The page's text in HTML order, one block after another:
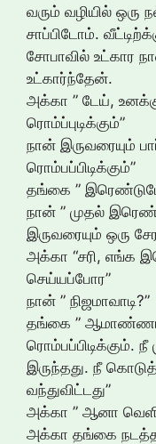
வரும் வழியில் ஒரு
சாப்பிடோம்.
சோபாவில் உட்கார
உட்கார்ந்தேன்.
அக்கா ” டேய்,
ரொம்ப்புடிக்கும்”
நான் இருவரையும்
ரொம்பப்பிடிக்கும்”
தங்கை ”
நான் ” முதல்
இருவரையும் ஒரு
அக்கா “சரி, எங்க
செய்யப்போர”
நான் ” நிஜமாவாடி?”
தங்கை ”
ரொம்பப்பிடிக்கும்.
இருந்தது. நீ
வந்துவிட்டது”
அக்கா ” ஆனா
அக்கா தங்கை